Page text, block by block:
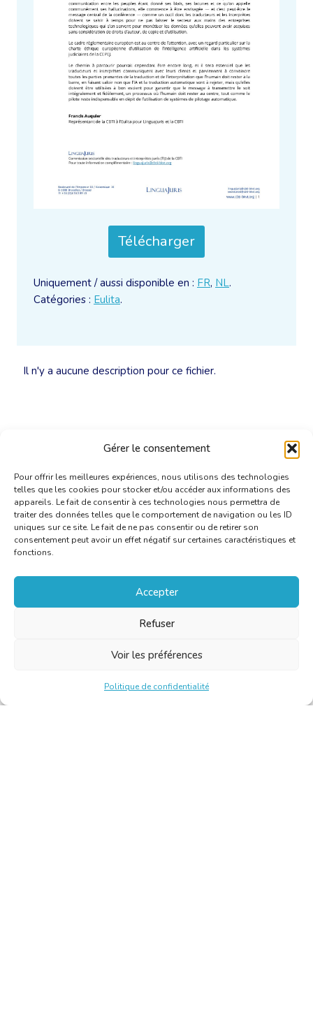
Gérer le consentement
Pour offrir les meilleures expériences, nous utilisons des technologies
telles que les cookies pour stocker et/ou accéder aux informations des
appareils. Le fait de consentir à ces technologies nous permettra de
traiter des données telles que le comportement de navigation ou les ID
uniques sur ce site. Le fait de ne pas consentir ou de retirer son
consentement peut avoir un effet négatif sur certaines caractéristiques et
fonctions.
Accepter
Refuser
Voir les préférences
Politique de confidentialité
Il n'y a aucune description pour ce fichier.
Télécharger
Uniquement / aussi disponible en : FR, NL.
Catégories : Eulita.